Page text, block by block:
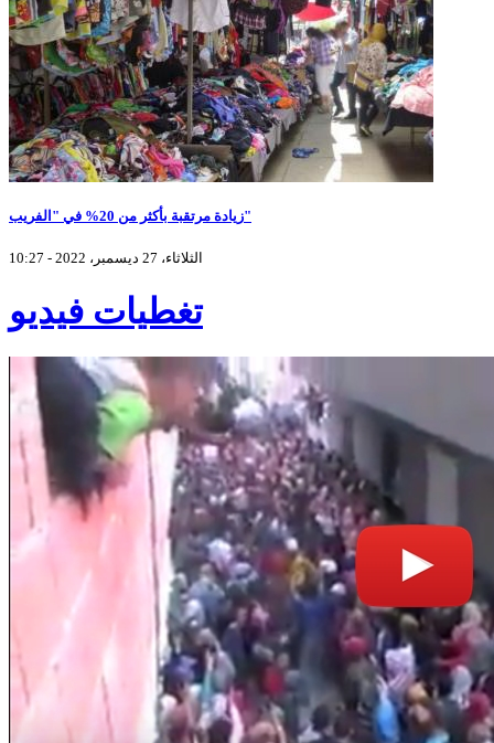
زيادة مرتقبة بأكثر من 20% في "الفريب"
الثلاثاء، 27 ديسمبر، 2022 - 10:27
تغطيات فيديو